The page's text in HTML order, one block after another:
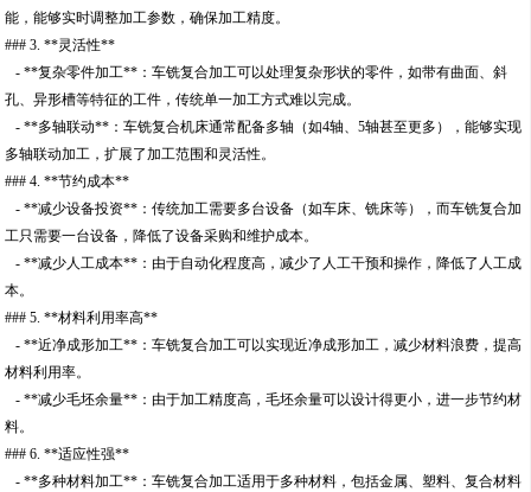
能，能够实时调整加工参数，确保加工精度。
### 3. **灵活性**
- **复杂零件加工**：车铣复合加工可以处理复杂形状的零件，如带有曲面、斜
孔、异形槽等特征的工件，传统单一加工方式难以完成。
- **多轴联动**：车铣复合机床通常配备多轴（如4轴、5轴甚至更多），能够实现
多轴联动加工，扩展了加工范围和灵活性。
### 4. **节约成本**
- **减少设备投资**：传统加工需要多台设备（如车床、铣床等），而车铣复合加
工只需要一台设备，降低了设备采购和维护成本。
- **减少人工成本**：由于自动化程度高，减少了人工干预和操作，降低了人工成
本。
### 5. **材料利用率高**
- **近净成形加工**：车铣复合加工可以实现近净成形加工，减少材料浪费，提高
材料利用率。
- **减少毛坯余量**：由于加工精度高，毛坯余量可以设计得更小，进一步节约材
料。
### 6. **适应性强**
- **多种材料加工**：车铣复合加工适用于多种材料，包括金属、塑料、复合材料